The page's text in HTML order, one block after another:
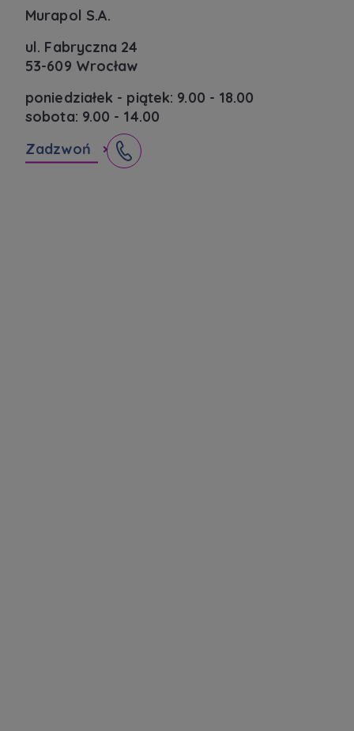
Strona wykorzystuje pliki cookies w celach
poprawie stosowanych funkcjonalności i usług
świadczonych za pośrednictwem strony oraz
wyjaśnienia okoliczności niedozwolonego
korzystania z Serwisu, a także w celach
marketingowych, które wynikają z prawnie
uzasadnionych interesów realizowanych przez
Administratora.
Murapol S.A.
ul. Fabryczna 24
53-609 Wrocław
poniedziałek - piątek: 9.00 - 18.00
sobota: 9.00 - 14.00
Zadzwoń